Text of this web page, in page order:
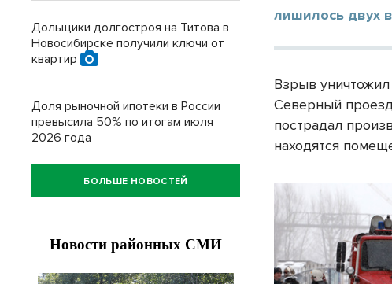
лишилось двух
Взрыв
Северный
пострадал
находятся
Дольщики долгостроя на Титова в
Новосибирске получили ключи от
квартир
Доля рыночной ипотеки в России
превысила 50% по итогам июля
2026 года
БОЛЬШЕ НОВОСТЕЙ